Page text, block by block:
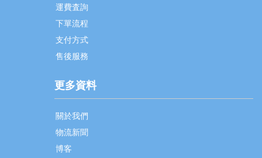
運費査詢
下單流程
支付方式
售後服務
更多資料
關於我們
物流新聞
博客